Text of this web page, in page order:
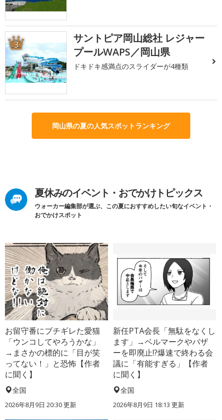
3
サントピア岡山総社 レジャー
プールWAPS／岡山県
ドキドキ感満点のスライダーが4種類
岡山県の夏の人気スポットランキング
夏休みのイベント・おでかけトピックス
ウォーカー編集部が選ぶ、この夏におすすめしたい旬なイベント・
おでかけスポット
お留守番にブチギレた愛猫
「ウンコしてやろうかな」
→まさかの標的に「目が笑
ってない！」と恐怖【作者
に聞く】
全国
2026年8月9日 20:30更新
新任PTA会長「無駄をなくし
ます」→ベルマークやバザ
ーを即廃止!?爆速で終わる会
議に「有能すぎる」【作者
に聞く】
全国
2026年8月9日 18:13 更新